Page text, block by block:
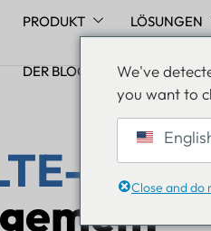
PRODUKT LÖSUNGEN
DER BLOG
M
We've
you want to
Close and do